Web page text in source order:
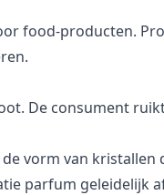
food-producten.
De consument
vorm van
parfum geleidelijk